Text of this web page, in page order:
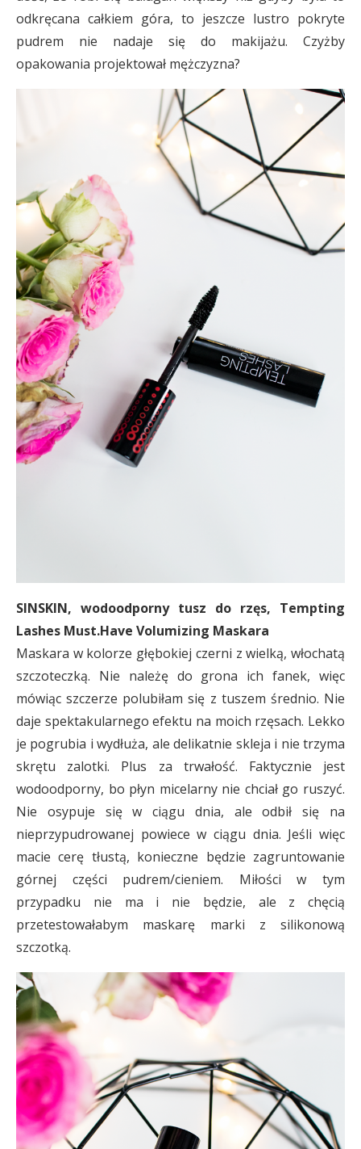
odkręcana całkiem góra, to jeszcze lustro pokryte
pudrem nie nadaje się do makijażu. Czyżby
opakowania projektował mężczyzna?
SINSKIN, wodoodporny tusz do rzęs, Tempting
Lashes Must.Have Volumizing Maskara
Maskara w kolorze głębokiej czerni z wielką, włochatą
szczoteczką. Nie należę do grona ich fanek, więc
mówiąc szczerze polubiłam się z tuszem średnio. Nie
daje spektakularnego efektu na moich rzęsach. Lekko
je pogrubia i wydłuża, ale delikatnie skleja i nie trzyma
skrętu zalotki. Plus za trwałość. Faktycznie jest
wodoodporny, bo płyn micelarny nie chciał go ruszyć.
Nie osypuje się w ciągu dnia, ale odbił się na
nieprzypudrowanej powiece w ciągu dnia. Jeśli więc
macie cerę tłustą, konieczne będzie zagruntowanie
górnej części pudrem/cieniem. Miłości w tym
przypadku nie ma i nie będzie, ale z chęcią
przetestowałabym maskarę marki z silikonową
szczotką.